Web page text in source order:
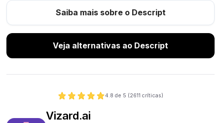
Saiba mais sobre o Descript
Veja alternativas ao Descript
4.8 de 5 (2611 críticas)
Vizard.ai